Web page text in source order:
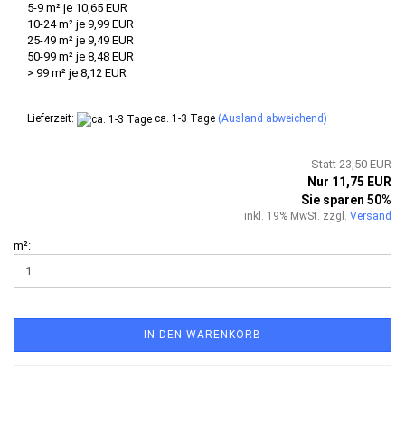
5-9 m² je 10,65 EUR
10-24 m² je 9,99 EUR
25-49 m² je 9,49 EUR
50-99 m² je 8,48 EUR
> 99 m² je 8,12 EUR
Lieferzeit: ca. 1-3 Tage (Ausland abweichend)
Statt 23,50 EUR
Nur 11,75 EUR
Sie sparen 50%
inkl. 19% MwSt. zzgl. Versand
m²:
IN DEN WARENKORB